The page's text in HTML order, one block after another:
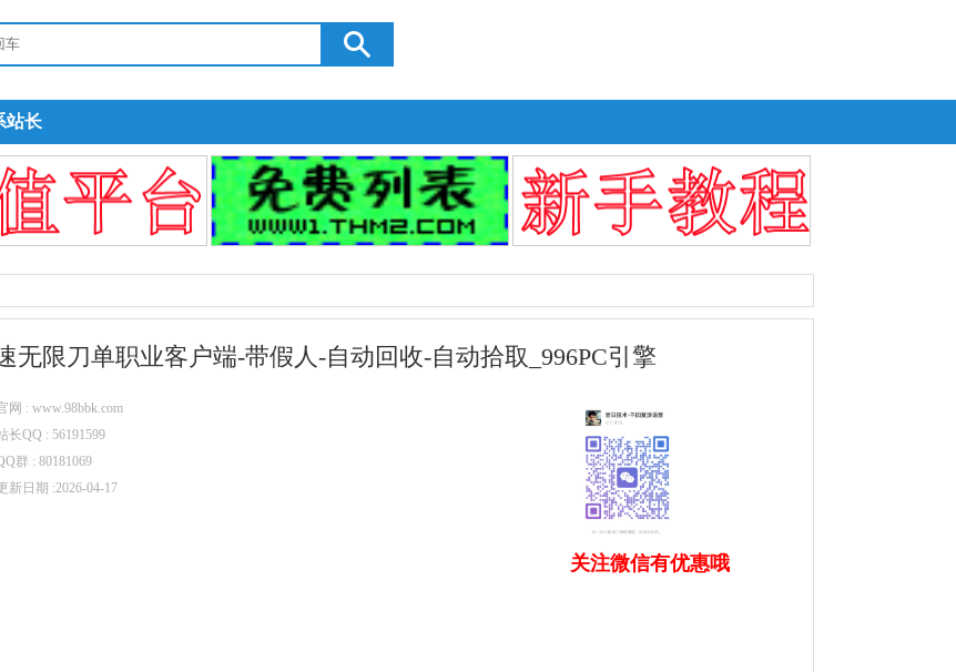
站长
无限刀单职业客户端-带假人-自动回收-自动拾取_996PC引擎
网 : www.98bbk.com
长QQ : 56191599
群 : 80181069
新日期 :2026-04-17
关注微信有优惠哦